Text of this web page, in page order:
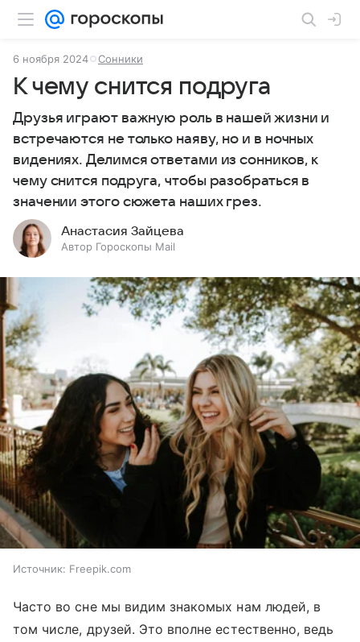
6 ноября 2024 Сонники
К чему снится подруга
Друзья играют важную роль в нашей жизни и
встречаются не только наяву, но и в ночных
видениях. Делимся ответами из сонников, к
чему снится подруга, чтобы разобраться в
значении этого сюжета наших грез.
Анастасия Зайцева
Автор Гороскопы Mail
Источник: Freepik.com
Часто во сне мы видим знакомых нам людей, в
том числе, друзей. Это вполне естественно, ведь